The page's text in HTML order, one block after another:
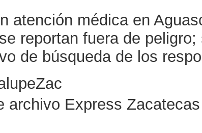
atención médica en
reportan fuera de peligro;
de búsqueda de los
archivo Express Zacatecas